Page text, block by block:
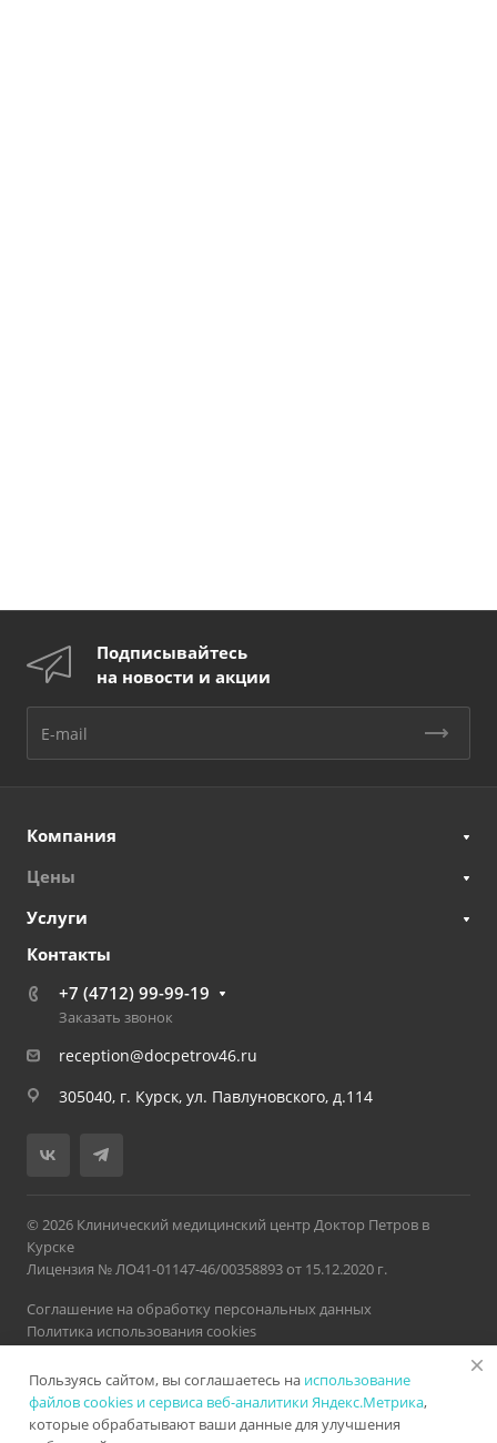
Подписывайтесь
на новости и акции
Компания
Цены
Услуги
Контакты
+7 (4712) 99-99-19
Заказать звонок
reception@docpetrov46.ru
305040, г. Курск, ул. Павлуновского, д.114
© 2026 Клинический медицинский центр Доктор Петров в
Курске
Лицензия № ЛО41-01147-46/00358893 от 15.12.2020 г.
Соглашение на обработку персональных данных
Политика использования cookies
Версия для слабовидящих
Карта сайта Разработано в
Пользуясь сайтом, вы соглашаетесь на использование
файлов cookies и сервиса веб-аналитики Яндекс.Метрика,
которые обрабатывают ваши данные для улучшения